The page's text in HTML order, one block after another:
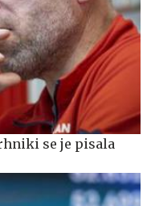
se je pisala